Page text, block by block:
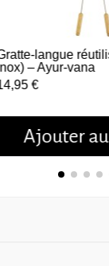
Aperçu
langue
– Ayur‑vana
€
Ajouter